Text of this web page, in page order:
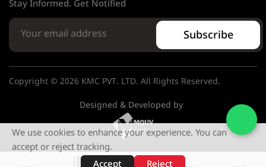
Stay Informed. Get Notified
Subscribe
Copyright © 2026 KMC PVT. LTD. All Rights Reserved.
Designed & Developed by
We use cookies to enhance your experience. You can
accept or reject tracking.